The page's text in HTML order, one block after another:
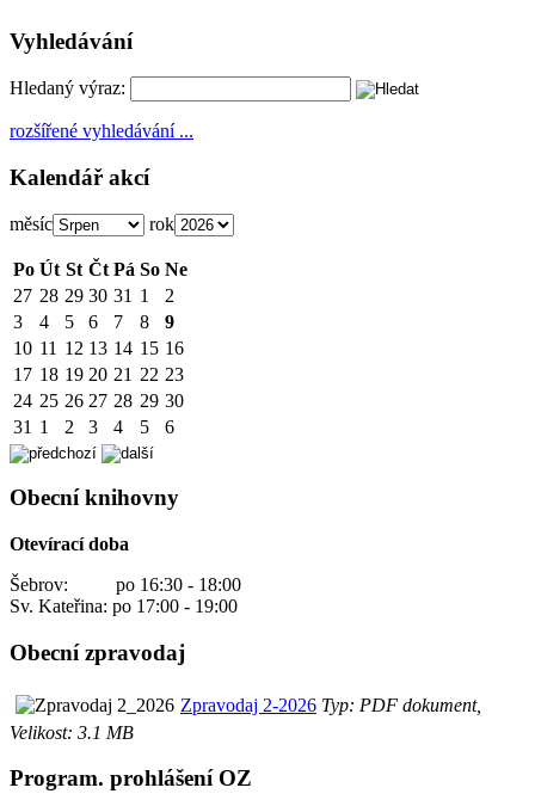
Vyhledávání
Hledaný výraz:
rozšířené vyhledávání ...
Kalendář akcí
měsíc rok
Po Út St Čt Pá So Ne
27 28 29 30 31 1
2
3
4 5 6 7 8
9
10 11 12 13 14 15 16
17 18 19 20 21 22 23
24 25 26 27 28 29 30
31 1 2 3 4 5 6
Obecní knihovny
Otevírací doba
Šebrov: po 16:30 - 18:00
Sv. Kateřina: po 17:00 - 19:00
Obecní zpravodaj
Zpravodaj 2-2026 Typ: PDF dokument,
Velikost: 3.1 MB
Program. prohlášení OZ